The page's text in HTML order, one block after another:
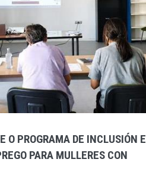
O PROGRAMA DE INCLUSIÓN E
PARA MULLERES CON